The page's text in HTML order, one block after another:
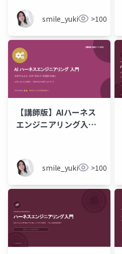
smile_yukiko_it>100
【講師版】AIハーネス
エンジニアリング入門_
smile_yukiko_it>100